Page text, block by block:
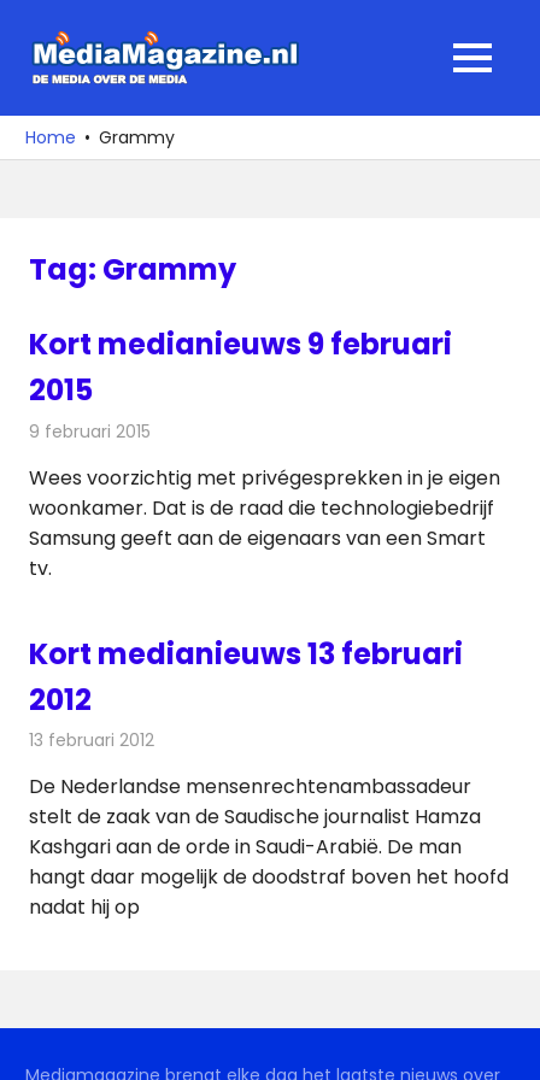
naar
media
over
MENU
Home Grammy
Tag: Grammy
Kort medianieuws 9 februari
2015
9 februari 2015
Wees voorzichtig met privégesprekken in je eigen
woonkamer. Dat is de raad die technologiebedrijf
Samsung geeft aan de eigenaars van een Smart
tv.
Kort medianieuws 13 februari
2012
13 februari 2012
De Nederlandse mensenrechtenambassadeur
stelt de zaak van de Saudische journalist Hamza
Kashgari aan de orde in Saudi-Arabië. De man
hangt daar mogelijk de doodstraf boven het hoofd
nadat hij op
Mediamagazine brengt elke dag het laatste nieuws over